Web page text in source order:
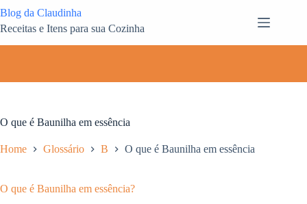
para
o
Blog da Claudinha
Receitas e Itens para sua Cozinha
O que é Baunilha em essência
Home Glossário B O que é Baunilha em essência
O que é Baunilha em essência?